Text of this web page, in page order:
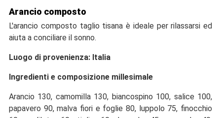
Arancio composto
L'arancio composto taglio tisana è ideale per rilassarsi ed
aiuta a conciliare il sonno.
Luogo di provenienza: Italia
Ingredienti e composizione millesimale
Arancio 130, camomilla 130, biancospino 100, salice 100,
papavero 90, malva fiori e foglie 80, luppolo 75, finocchio